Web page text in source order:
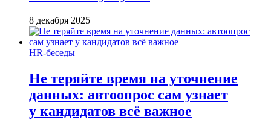
8 декабря 2025
HR-беседы
Не теряйте время на уточнение
данных: автоопрос сам узнает
у кандидатов всё важное